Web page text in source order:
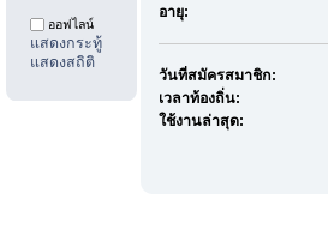
ออฟไลน์
แสดงกระทู้
แสดงสถิติ
อายุ:
วันที่สมัครสมาชิก:
เวลาท้องถิ่น:
ใช้งานล่าสุด: